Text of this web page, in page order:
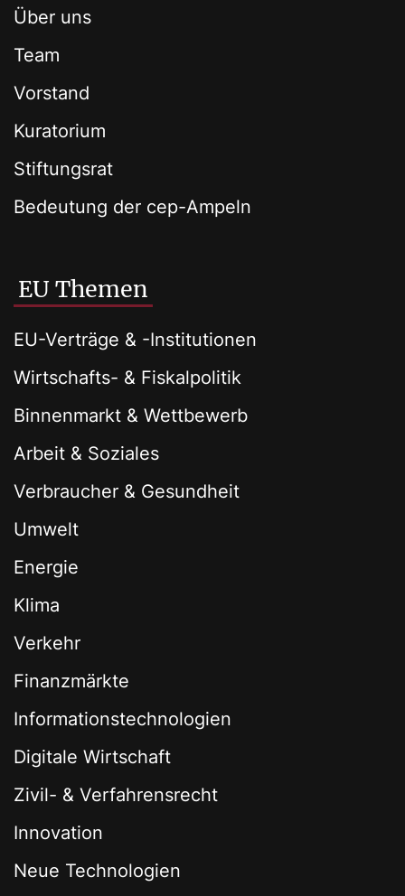
Über uns
Team
Vorstand
Kuratorium
Stiftungsrat
Bedeutung der cep-Ampeln
EU Themen
EU-Verträge & -Institutionen
Wirtschafts- & Fiskalpolitik
Binnenmarkt & Wettbewerb
Arbeit & Soziales
Verbraucher & Gesundheit
Umwelt
Energie
Klima
Verkehr
Finanzmärkte
Informationstechnologien
Digitale Wirtschaft
Zivil- & Verfahrensrecht
Innovation
Neue Technologien